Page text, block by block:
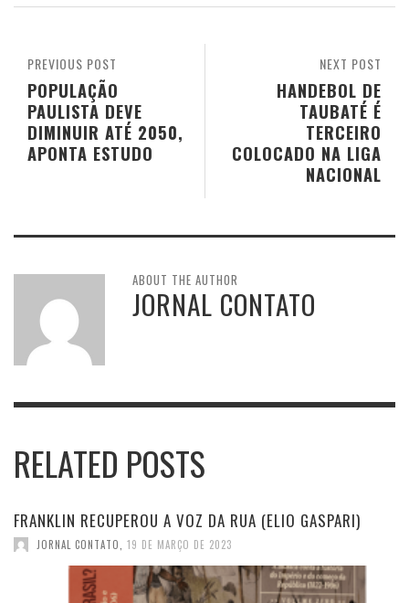
NEXT POST
HANDEBOL DE
TAUBATÉ É
TERCEIRO
COLOCADO NA LIGA
NACIONAL
PREVIOUS POST
POPULAÇÃO
PAULISTA DEVE
DIMINUIR ATÉ 2050,
APONTA ESTUDO
ABOUT THE AUTHOR
JORNAL CONTATO
RELATED POSTS
FRANKLIN RECUPEROU A VOZ DA RUA (ELIO GASPARI)
JORNAL CONTATO 19 DE MARÇO DE 2023